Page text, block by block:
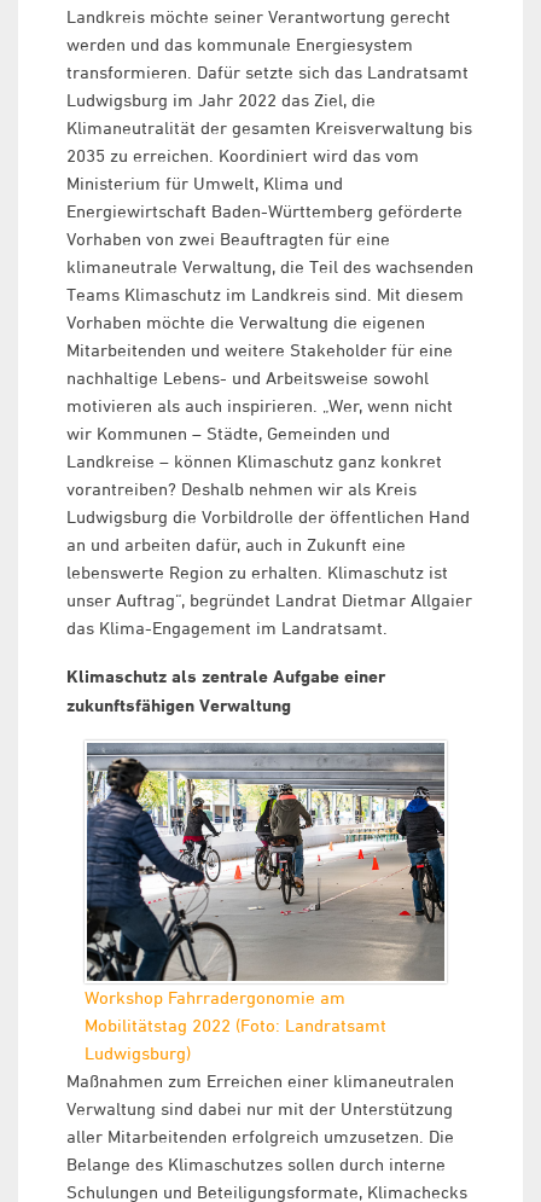
Landkreis möchte seiner Verantwortung gerecht
werden und das kommunale Energiesystem
transformieren. Dafür setzte sich das Landratsamt
Ludwigsburg im Jahr 2022 das Ziel, die
Klimaneutralität der gesamten Kreisverwaltung bis
2035 zu erreichen. Koordiniert wird das vom
Ministerium für Umwelt, Klima und
Energiewirtschaft Baden-Württemberg geförderte
Vorhaben von zwei Beauftragten für eine
klimaneutrale Verwaltung, die Teil des wachsenden
Teams Klimaschutz im Landkreis sind. Mit diesem
Vorhaben möchte die Verwaltung die eigenen
Mitarbeitenden und weitere Stakeholder für eine
nachhaltige Lebens- und Arbeitsweise sowohl
motivieren als auch inspirieren. „Wer, wenn nicht
wir Kommunen – Städte, Gemeinden und
Landkreise – können Klimaschutz ganz konkret
vorantreiben? Deshalb nehmen wir als Kreis
Ludwigsburg die Vorbildrolle der öffentlichen Hand
an und arbeiten dafür, auch in Zukunft eine
lebenswerte Region zu erhalten. Klimaschutz ist
unser Auftrag“, begründet Landrat Dietmar Allgaier
das Klima-Engagement im Landratsamt.
Klimaschutz als zentrale Aufgabe einer
zukunftsfähigen Verwaltung
Workshop Fahrradergonomie am
Mobilitätstag 2022 (Foto: Landratsamt
Ludwigsburg)
Maßnahmen zum Erreichen einer klimaneutralen
Verwaltung sind dabei nur mit der Unterstützung
aller Mitarbeitenden erfolgreich umzusetzen. Die
Belange des Klimaschutzes sollen durch interne
Schulungen und Beteiligungsformate, Klimachecks